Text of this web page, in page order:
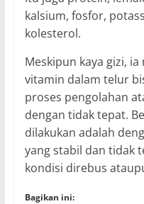
kalsium, fosfor,
kolesterol.
Meskipun kaya gizi,
vitamin dalam telur
proses pengolahan
dengan tidak tepat.
dilakukan adalah
yang stabil dan tidak
kondisi direbus
Bagikan ini: